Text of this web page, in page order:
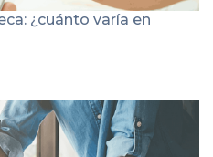
¿cuánto varía en